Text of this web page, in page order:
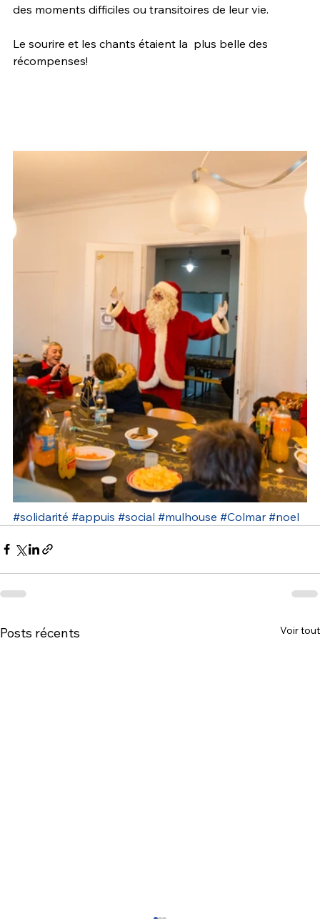
des moments difficiles ou transitoires de leur vie.
Le sourire et les chants étaient la  plus belle des
récompenses!
#solidarité #appuis #social #mulhouse #Colmar #noel
Posts récents Voir tout